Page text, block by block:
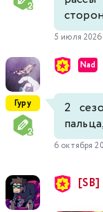
5 июля
Гуру
Nad
2
6 октября
[SB]